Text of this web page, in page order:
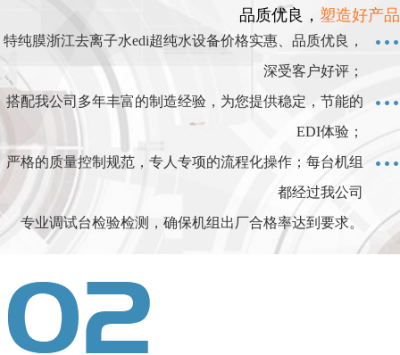
品质优良， 塑造好产品
特纯膜浙江去离子水edi超纯水设备价格实惠、品质优良，
深受客户好评；
搭配我公司多年丰富的制造经验，为您提供稳定，节能的
EDI体验；
严格的质量控制规范，专人专项的流程化操作；每台机组
都经过我公司
专业调试台检验检测，确保机组出厂合格率达到要求。